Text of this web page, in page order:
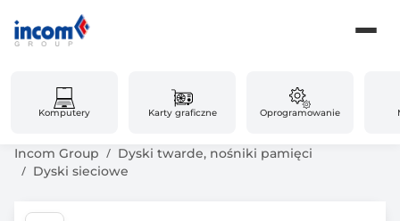
Komputery Karty graficzne Oprogramowanie
Incom Group
Dyski twarde, nośniki pamięci
Dyski sieciowe